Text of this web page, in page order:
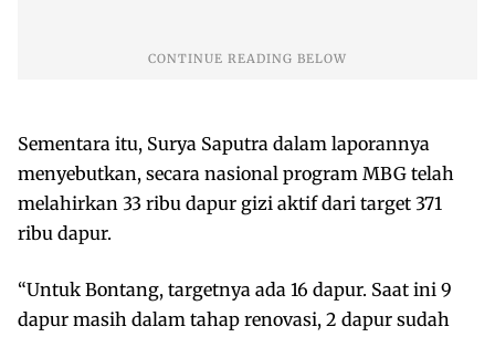
Sementara itu, Surya Saputra dalam laporannya
menyebutkan, secara nasional program MBG telah
melahirkan 33 ribu dapur gizi aktif dari target 371
ribu dapur.
“Untuk Bontang, targetnya ada 16 dapur. Saat ini 9
dapur masih dalam tahap renovasi, 2 dapur sudah